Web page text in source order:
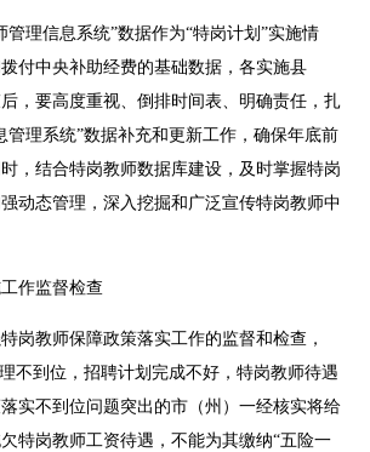
管理信息系统”数据作为“特岗计划”实施情
付中央补助经费的基础数据，各实施县
后，要高度重视、倒排时间表、明确责任，扎
管理系统”数据补充和更新工作，确保年底前
，结合特岗教师数据库建设，及时掌握特岗
动态管理，深入挖掘和广泛宣传特岗教师中
作监督检查
岗教师保障政策落实工作的监督和检查，
不到位，招聘计划完成不好，特岗教师待遇
实不到位问题突出的市（州）一经核实将给
特岗教师工资待遇，不能为其缴纳“五险一